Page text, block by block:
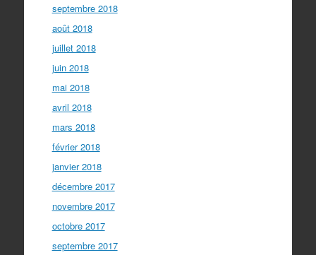
septembre 2018
août 2018
juillet 2018
juin 2018
mai 2018
avril 2018
mars 2018
février 2018
janvier 2018
décembre 2017
novembre 2017
octobre 2017
septembre 2017